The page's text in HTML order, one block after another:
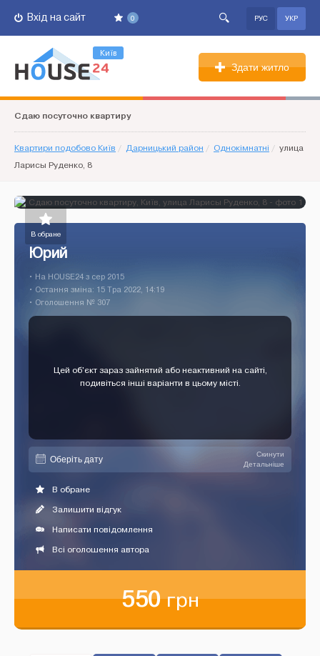
0
Вхід на сайт РУС УКР
Київ
Здати житло
Сдаю посуточно квартиру
Квартири подобово Київ / Дарницький район / Однокімнатні / улица
Ларисы Руденко, 8
В обране
Юрий
• На HOUSE24 з сер 2015
• Остання зміна: 15 Тра 2022, 14:19
• Оголошення № 307
Цей об'єкт зараз зайнятий або неактивний на сайті,
подивіться інші варіанти в цьому місті.
Скинути
Детальніше
В обране
Залишити відгук
Написати повідомлення
Всі оголошення автора
550грн